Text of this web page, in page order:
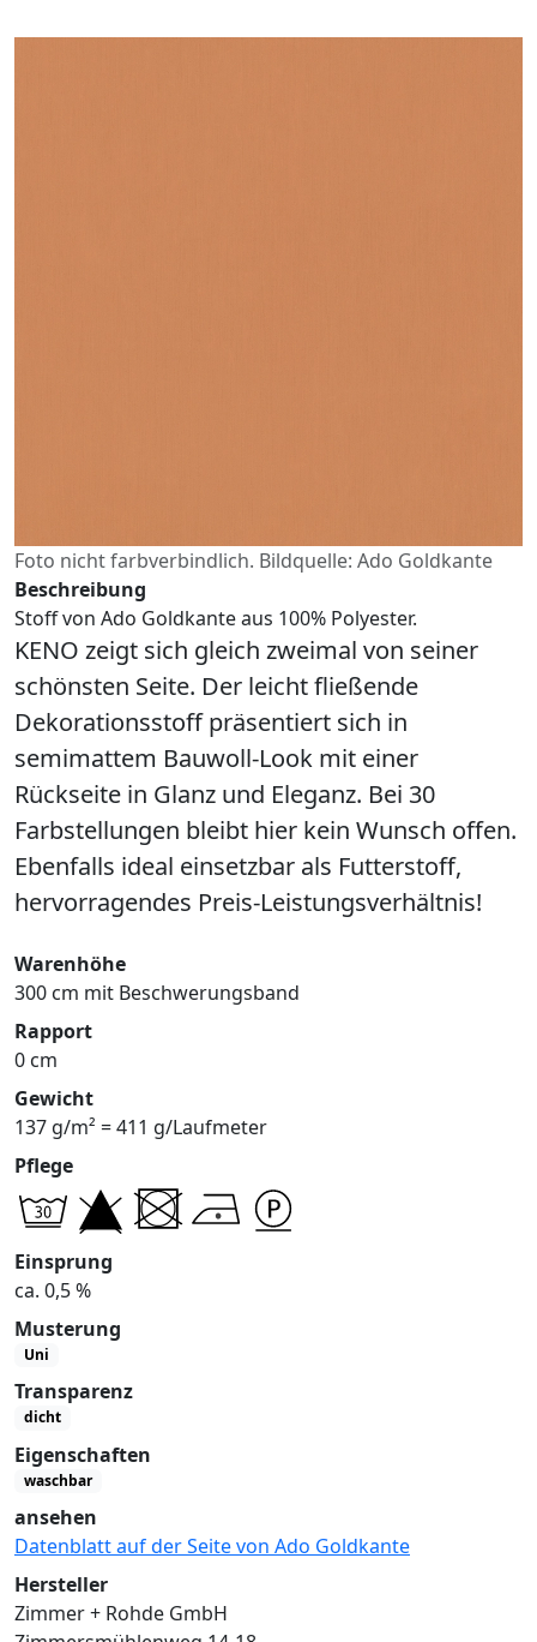
Foto nicht farbverbindlich. Bildquelle: Ado Goldkante
Beschreibung
Stoff von Ado Goldkante aus 100% Polyester.
KENO zeigt sich gleich zweimal von seiner
schönsten Seite. Der leicht fließende
Dekorationsstoff präsentiert sich in
semimattem Bauwoll-Look mit einer
Rückseite in Glanz und Eleganz. Bei 30
Farbstellungen bleibt hier kein Wunsch offen.
Ebenfalls ideal einsetzbar als Futterstoff,
hervorragendes Preis-Leistungsverhältnis!
Warenhöhe
300 cm mit Beschwerungsband
Rapport
0 cm
Gewicht
137 g/m² = 411 g/Laufmeter
Pflege
Einsprung
ca. 0,5 %
Musterung
Uni
Transparenz
dicht
Eigenschaften
waschbar
ansehen
Datenblatt auf der Seite von Ado Goldkante
Hersteller
Zimmer + Rohde GmbH